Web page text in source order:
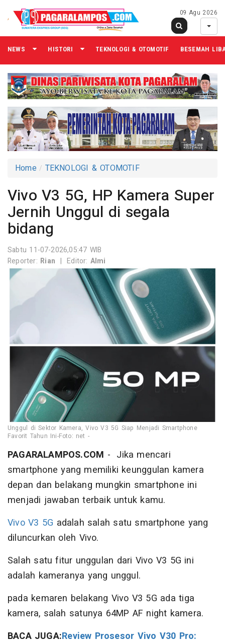
09 Agu 2026
NEWS HISTORI TEKNOLOGI & OTOMOTIF BESEMAH
Home TEKNOLOGI & OTOMOTIF
Vivo V3 5G, HP Kamera Super
Jernih Unggul di segala
bidang
Sabtu 11-07-2026,05:47 WIB
Reporter: Rian | Editor: Almi
Unggul di Sektor Kamera, Vivo V3 5G Siap Menjadi Smartphone
Favorit Tahun Ini-Foto: net -
PAGARALAMPOS.COM - Jika mencari
smartphone yang memiliki keunggulan kamera
depan dan belakang mungkin smartphone ini
menjadi jawaban terbaik untuk kamu.
Vivo V3 5G adalah salah satu smartphone yang
diluncurkan oleh Vivo.
Salah satu fitur unggulan dari Vivo V3 5G ini
adalah kameranya yang unggul.
pada kemaren belakang Vivo V3 5G ada tiga
kamera, salah satunya 64MP AF night kamera.
BACA JUGA:Review Prosesor Vivo V30 Pro: